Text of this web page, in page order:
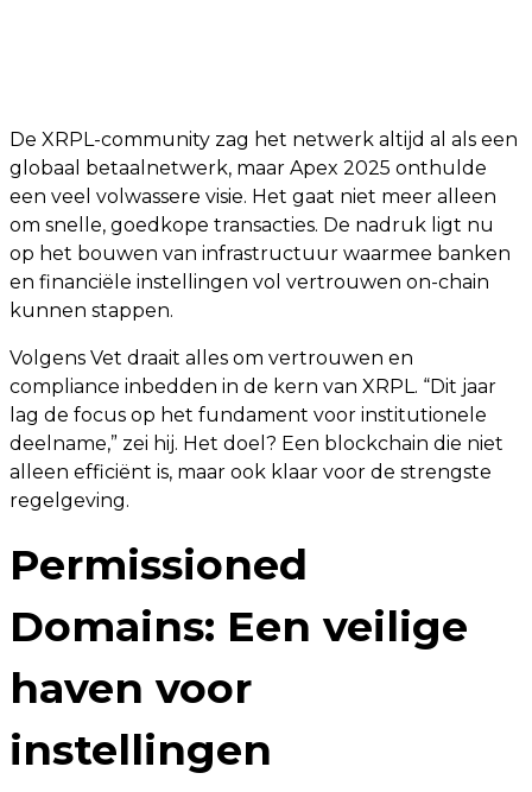
De XRPL-community zag het netwerk altijd al als een
globaal betaalnetwerk, maar Apex 2025 onthulde
een veel volwassere visie. Het gaat niet meer alleen
om snelle, goedkope transacties. De nadruk ligt nu
op het bouwen van infrastructuur waarmee banken
en financiële instellingen vol vertrouwen on-chain
kunnen stappen.
Volgens Vet draait alles om vertrouwen en
compliance inbedden in de kern van XRPL. “Dit jaar
lag de focus op het fundament voor institutionele
deelname,” zei hij. Het doel? Een blockchain die niet
alleen efficiënt is, maar ook klaar voor de strengste
regelgeving.
Permissioned
Domains: Een veilige
haven voor
instellingen